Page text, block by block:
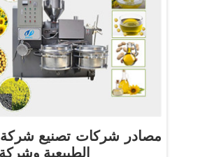
مصادر شركات تصنيع شركة
الطبيعية وشركة